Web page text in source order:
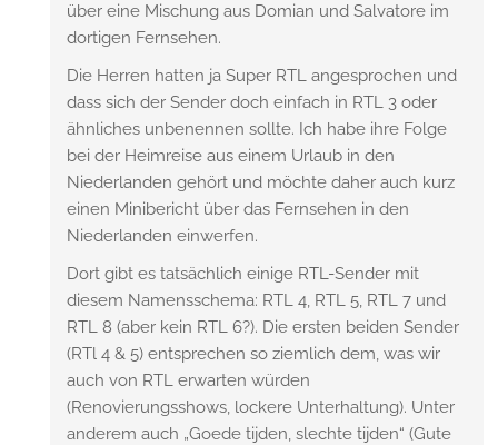
über eine Mischung aus Domian und Salvatore im
dortigen Fernsehen.
Die Herren hatten ja Super RTL angesprochen und
dass sich der Sender doch einfach in RTL 3 oder
ähnliches unbenennen sollte. Ich habe ihre Folge
bei der Heimreise aus einem Urlaub in den
Niederlanden gehört und möchte daher auch kurz
einen Minibericht über das Fernsehen in den
Niederlanden einwerfen.
Dort gibt es tatsächlich einige RTL-Sender mit
diesem Namensschema: RTL 4, RTL 5, RTL 7 und
RTL 8 (aber kein RTL 6?). Die ersten beiden Sender
(RTl 4 & 5) entsprechen so ziemlich dem, was wir
auch von RTL erwarten würden
(Renovierungsshows, lockere Unterhaltung). Unter
anderem auch „Goede tijden, slechte tijden“ (Gute